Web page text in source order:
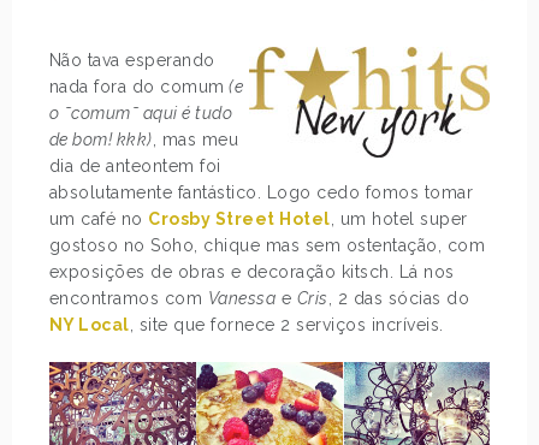
Não tava esperando
nada fora do comum (e
o ˜comum˜ aqui é tudo
de bom! kkk) , mas meu
dia de anteontem foi
absolutamente fantástico. Logo cedo fomos tomar
um café no Crosby Street Hotel , um hotel super
gostoso no Soho, chique mas sem ostentação, com
exposições de obras e decoração kitsch. Lá nos
encontramos com Vanessa e Cris
, 2 das sócias do
NY Local , site que fornece 2 serviços incríveis.
POST ANTERIOR
BATALHA: AVRIL LAVIGNE
PRÓXIMO POST
SPRINKLE HAPPINESS